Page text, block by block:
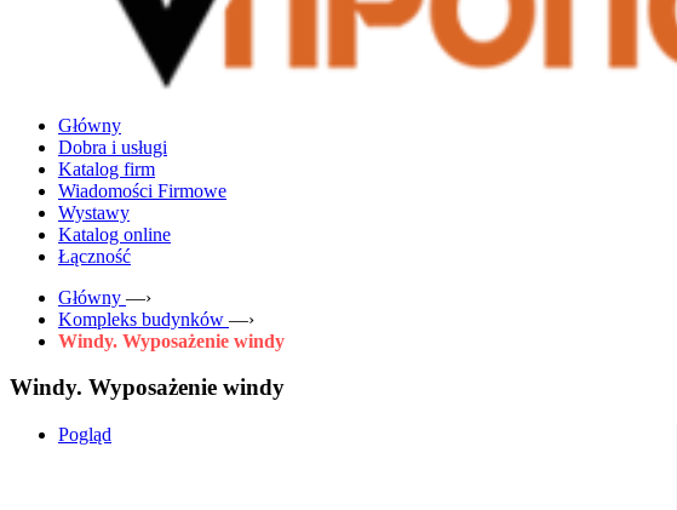
Główny
Dobra i usługi
Katalog firm
Wiadomości Firmowe
Wystawy
Katalog online
Łączność
Główny —›
Kompleks budynków —›
Windy. Wyposażenie windy
Windy. Wyposażenie windy
Pogląd